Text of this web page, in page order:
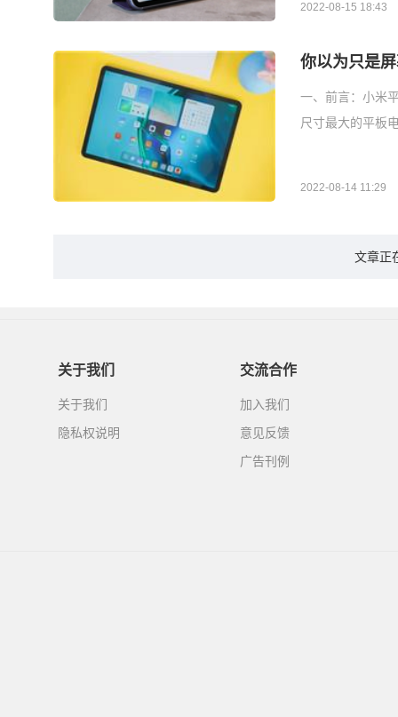
2022-08-15 18:43
你以为只是
一、前言：小米
尺寸最大的平板
2022-08-14 11:29
文章正
关于我们
关于我们
隐私权说明
交流合作
加入我们
意见反馈
广告刊例